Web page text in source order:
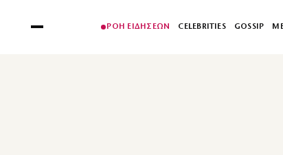
ΡΟΗ ΕΙΔΗΣΕΩΝ CELEBRITIES GOSSIP